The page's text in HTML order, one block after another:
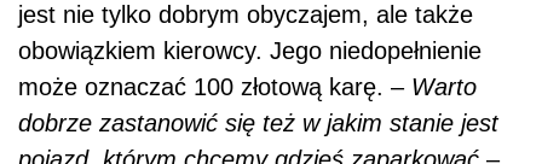
jest nie tylko dobrym obyczajem, ale także
obowiązkiem kierowcy. Jego niedopełnienie
może oznaczać 100 złotową karę. – Warto
dobrze zastanowić się też w jakim stanie jest